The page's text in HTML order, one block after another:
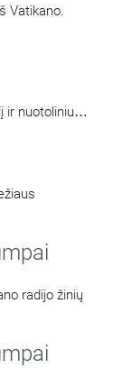
Vatikano.
ir nuotoliniu
Urbi et
radijo žinių